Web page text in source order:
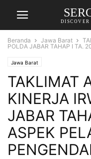
Beranda Jawa Barat
POLDA JABAR TAHAP I TA.
Jawa Barat
TAKLIMAT
KINERJA
JABAR
ASPEK